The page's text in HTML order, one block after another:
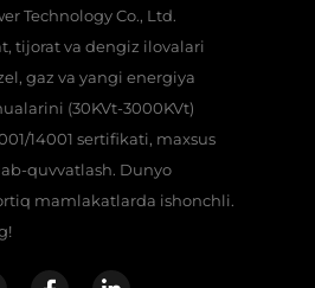
Technology Co., Ltd.
tijorat va dengiz ilovalari
gaz va yangi energiya
(30KVt-3000KVt)
14001 sertifikati, maxsus
quvvatlash. Dunyo
mamlakatlarda ishonchli.